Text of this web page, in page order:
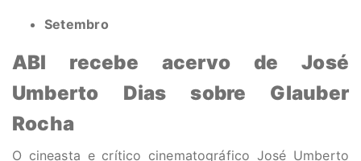
Setembro
ABI recebe acervo de José
Umberto Dias sobre Glauber
Rocha
O cineasta e crítico cinematográfico José Umberto